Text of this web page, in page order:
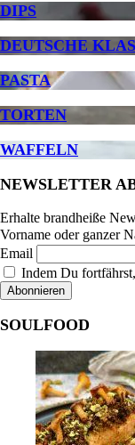
DIPS
DEUTSCHE
PASTA
TORTEN
WAFFELN
NEWSLETTER
Erhalte brandheiße
Vorname oder ganzer
Email
Indem Du
SOULFOOD